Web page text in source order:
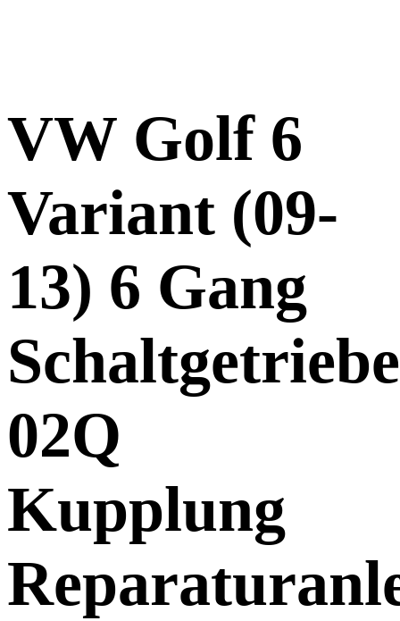
VW Golf 6
Variant (09-
13) 6 Gang
Schaltgetriebe
02Q
Kupplung